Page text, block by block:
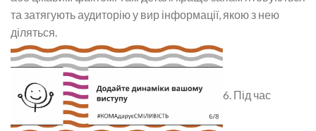
та затягують аудиторію у вир інформації, якою з нею
діляться.
6. Під час